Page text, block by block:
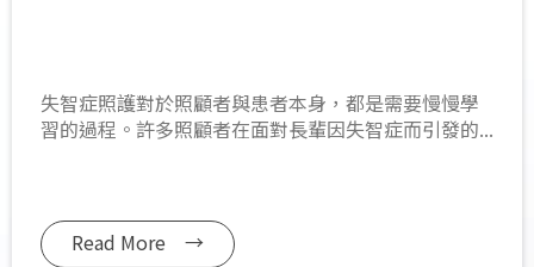
失智症照護對於照顧者與患者本身，都是需要慢慢學
習的過程。許多照顧者在面對長輩因失智症而引發的...
Read More →